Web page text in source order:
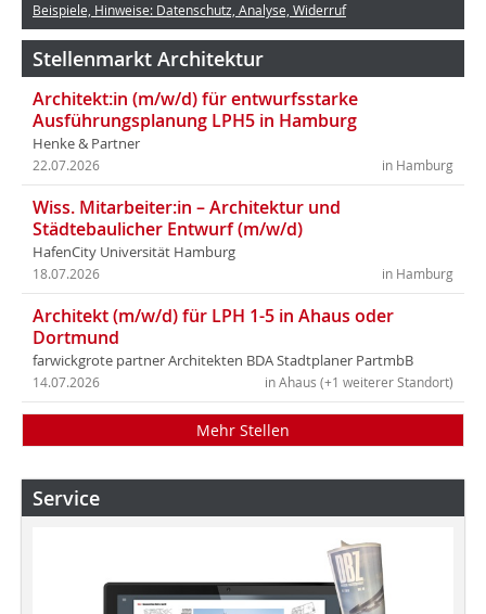
Beispiele, Hinweise: Datenschutz, Analyse, Widerruf
Stellenmarkt Architektur
Architekt:in (m/w/d) für entwurfsstarke
Ausführungsplanung LPH5 in Hamburg
Henke & Partner
in Hamburg
22.07.2026
Wiss. Mitarbeiter:in – Architektur und
Städtebaulicher Entwurf (m/w/d)
HafenCity Universität Hamburg
in Hamburg
18.07.2026
Architekt (m/w/d) für LPH 1-5 in Ahaus oder
Dortmund
farwickgrote partner Architekten BDA Stadtplaner PartmbB
in Ahaus (+1 weiterer Standort)
14.07.2026
Mehr Stellen
Service